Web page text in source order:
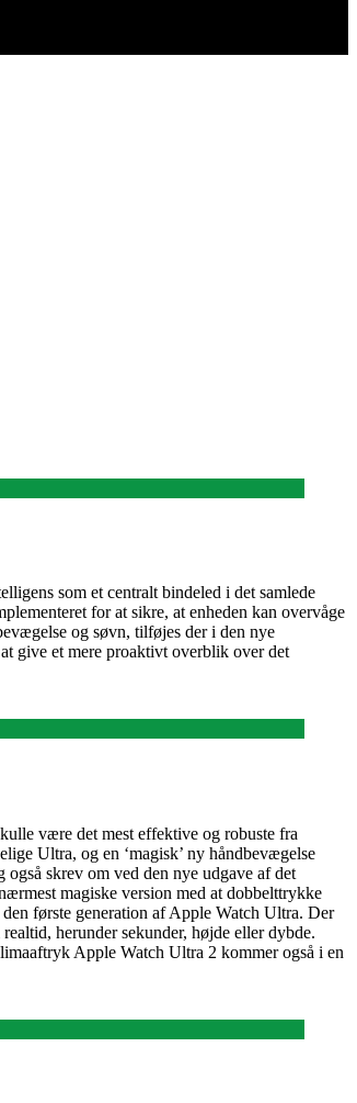
som et centralt bindeled i det samlede
for at sikre, at enheden kan overvåge
og søvn, tilføjes der i den nye
give et mere proaktivt overblik over det
være det mest effektive og robuste fra
Ultra, og en ‘magisk’ ny håndbevægelse
skrev om ved den nye udgave af det
magiske version med at dobbelttrykke
første generation af Apple Watch Ultra. Der
herunder sekunder, højde eller dybde.
Apple Watch Ultra 2 kommer også i en